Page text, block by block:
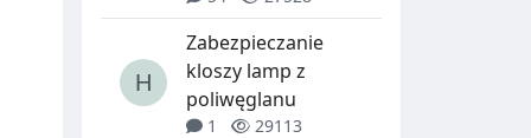
Zabezpieczanie
kloszy lamp z
poliwęglanu
1 29113